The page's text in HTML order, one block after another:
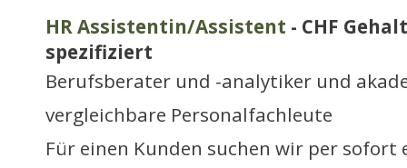
HR Assistentin/Assistent - CHF
spezifiziert
Berufsberater und -analytiker und
vergleichbare Personalfachleute
Für einen Kunden suchen wir per sofort